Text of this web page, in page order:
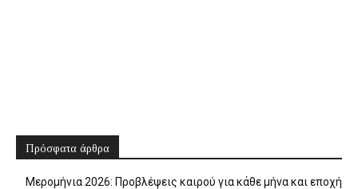
Πρόσφατα άρθρα
Μερομήνια 2026: Προβλέψεις καιρού για κάθε μήνα και εποχή